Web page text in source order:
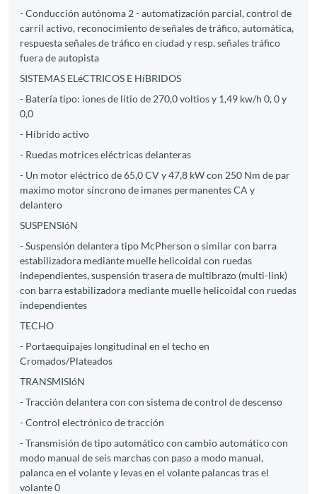
- Conducción autónoma 2 - automatización parcial, control de
carril activo, reconocimiento de señales de tráfico, automática,
respuesta señales de tráfico en ciudad y resp. señales tráfico
fuera de autopista
SISTEMAS ELéCTRICOS E HíBRIDOS
- Batería tipo: iones de litio de 270,0 voltios y 1,49 kw/h 0, 0 y
0,0
- Hibrido activo
- Ruedas motrices eléctricas delanteras
- Un motor eléctrico de 65,0 CV y 47,8 kW con 250 Nm de par
maximo motor síncrono de imanes permanentes CA y
delantero
SUSPENSIóN
- Suspensión delantera tipo McPherson o similar con barra
estabilizadora mediante muelle helicoidal con ruedas
independientes, suspensión trasera de multibrazo (multi-link)
con barra estabilizadora mediante muelle helicoidal con ruedas
independientes
TECHO
- Portaequipajes longitudinal en el techo en
Cromados/Plateados
TRANSMISIóN
- Tracción delantera con con sistema de control de descenso
- Control electrónico de tracción
- Transmisión de tipo automático con cambio automático con
modo manual de seis marchas con paso a modo manual,
palanca en el volante y levas en el volante palancas tras el
volante 0